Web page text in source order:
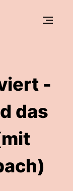
-
das